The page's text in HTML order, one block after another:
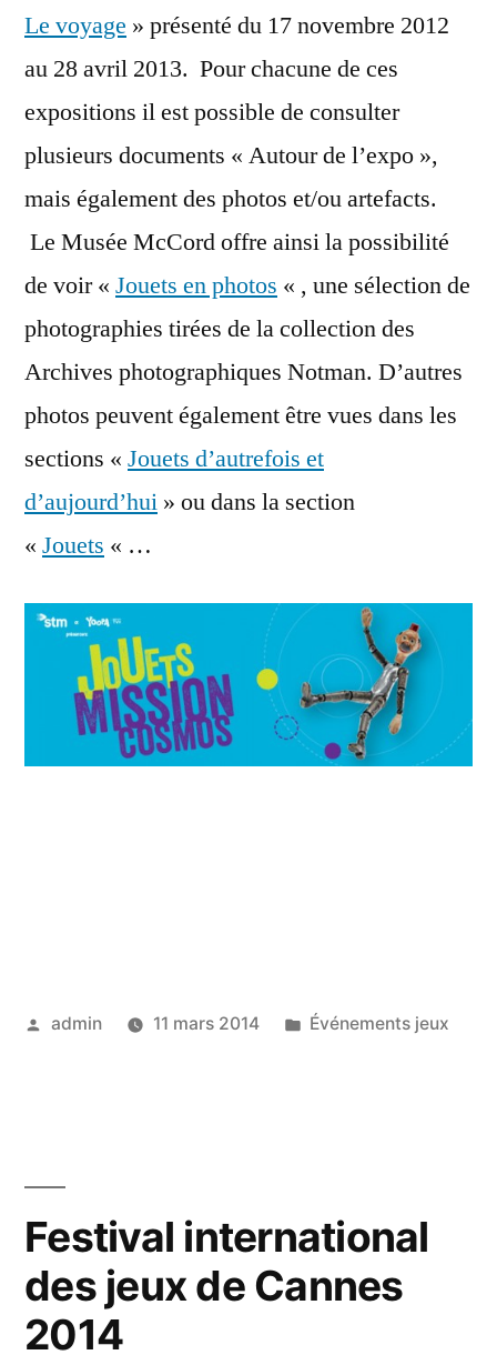
Le voyage » présenté du 17 novembre 2012
au 28 avril 2013. Pour chacune de ces
expositions il est possible de consulter
plusieurs documents « Autour de l’expo »,
mais également des photos et/ou artefacts.
Le Musée McCord offre ainsi la possibilité
de voir « Jouets en photos « , une sélection de
photographies tirées de la collection des
Archives photographiques Notman. D’autres
photos peuvent également être vues dans les
sections « Jouets d’autrefois et
d’aujourd’hui » ou dans la section
« Jouets « …
Publié
admin 11 mars 2014
Publié
Événements jeux
Festival international
des jeux de Cannes
2014